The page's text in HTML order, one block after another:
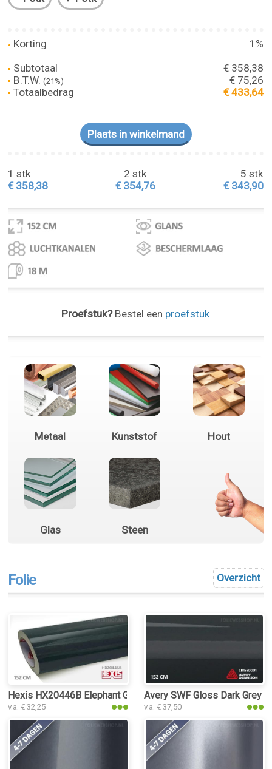
Korting
1%
Subtotaal
€ 358,38
B.T.W.(21%)
€ 75,26
Totaalbedrag
€ 433,64
1 stk
€ 358,38
2 stk
€ 354,76
5 stk
€ 343,90
Proefstuk?Bestel een proefstuk
Metaal Kunststof Hout
Glas Steen
Overzicht
Folie
Hexis HX20446B Elephant Grey Gloss folie
v.a. € 32,25
Avery SWF Gloss Dark Grey
v.a. € 37,50